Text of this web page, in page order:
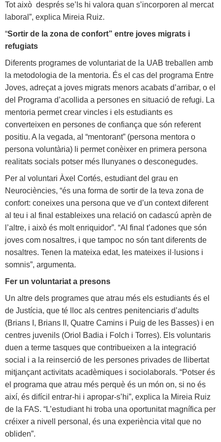
Tot això després se’ls hi valora quan s’incorporen al mercat
laboral”, explica Mireia Ruiz.
“Sortir de la zona de confort” entre joves migrats i
refugiats
Diferents programes de voluntariat de la UAB treballen amb
la metodologia de la mentoria. És el cas del programa Entre
Joves, adreçat a joves migrats menors acabats d’arribar, o el
del Programa d’acollida a persones en situació de refugi. La
mentoria permet crear vincles i els estudiants es
converteixen en persones de confiança que són referent
positiu. A la vegada, al “mentorant” (persona mentora o
persona voluntària) li permet conèixer en primera persona
realitats socials potser més llunyanes o desconegudes.
Per al voluntari Àxel Cortés, estudiant del grau en
Neurociències, “és una forma de sortir de la teva zona de
confort: coneixes una persona que ve d’un context diferent
al teu i al final estableixes una relació on cadascú aprèn de
l’altre, i això és molt enriquidor”. “Al final t’adones que són
joves com nosaltres, i que tampoc no són tant diferents de
nosaltres. Tenen la mateixa edat, les mateixes il·lusions i
somnis”, argumenta.
Fer un voluntariat a presons
Un altre dels programes que atrau més els estudiants és el
de Justícia, que té lloc als centres penitenciaris d’adults
(Brians I, Brians II, Quatre Camins i Puig de les Basses) i en
centres juvenils (Oriol Badia i Folch i Torres). Els voluntaris
duen a terme tasques que contribueixen a la integració
social i a la reinserció de les persones privades de llibertat
mitjançant activitats acadèmiques i sociolaborals. “Potser és
el programa que atrau més perquè és un món on, si no és
així, és difícil entrar-hi i apropar-s’hi”, explica la Mireia Ruiz
de la FAS. “L’estudiant hi troba una oportunitat magnífica per
créixer a nivell personal, és una experiència vital que no
obliden”.